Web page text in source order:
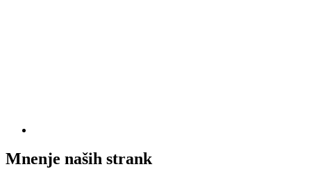
Mnenje naših strank